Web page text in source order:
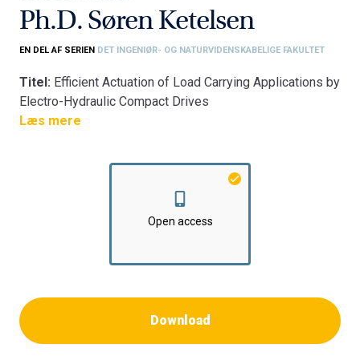
Ph.D. Søren Ketelsen
EN DEL AF SERIEN DET INGENIØR- OG NATURVIDENSKABELIGE FAKULTET
Titel: Efficient Actuation of Load Carrying Applications by
Electro-Hydraulic Compact Drives
Fakultet:Det Ingeniør- og Naturvidenskabelige Fakultet
Læs mere
Open access
Download